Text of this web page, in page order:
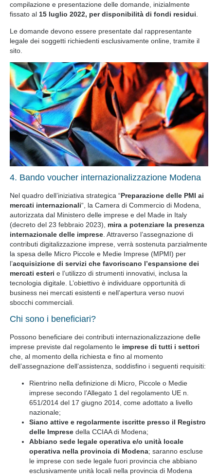
compilazione e presentazione delle domande, inizialmente
fissato al 15 luglio 2022, per disponibilità di fondi residui.
Le domande devono essere presentate dal rappresentante
legale dei soggetti richiedenti esclusivamente online, tramite il
sito.
4. Bando voucher internazionalizzazione Modena
Nel quadro dell’iniziativa strategica “Preparazione delle PMI ai
mercati internazionali“, la Camera di Commercio di Modena,
autorizzata dal Ministero delle imprese e del Made in Italy
(decreto del 23 febbraio 2023), mira a potenziare la presenza
internazionale delle imprese . Attraverso l’assegnazione di
contributi digitalizzazione imprese, verrà sostenuta parzialmente
la spesa delle Micro Piccole e Medie Imprese (MPMI) per
l’acquisizione di servizi che favoriscano l’espansione dei
mercati esteri e l’utilizzo di strumenti innovativi, inclusa la
tecnologia digitale. L’obiettivo è individuare opportunità di
business nei mercati esistenti e nell’apertura verso nuovi
sbocchi commerciali.
Chi sono i beneficiari?
Possono beneficiare dei contributi internazionalizzazione delle
imprese previste dal regolamento le imprese di tutti i settori
che, al momento della richiesta e fino al momento
dell’assegnazione dell’assistenza, soddisfino i seguenti requisiti:
Rientrino nella definizione di Micro, Piccole o Medie
imprese secondo l’Allegato 1 del regolamento UE n.
651/2014 del 17 giugno 2014, come adottato a livello
nazionale;
Siano attive e regolarmente iscritte presso il Registro
delle Imprese della CCIAA di Modena;
Abbiano sede legale operativa e/o unità locale
operativa nella provincia di Modena; saranno escluse
le imprese con sede legale fuori provincia che abbiano
esclusivamente unità locali nella provincia di Modena